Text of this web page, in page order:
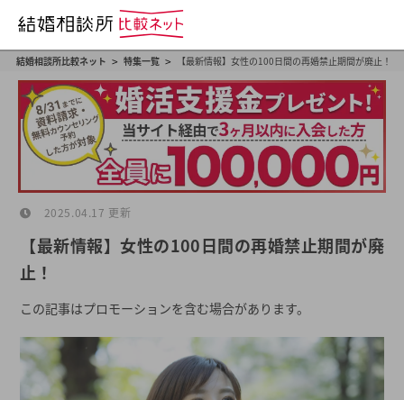
結婚相談所比較ネット > 特集一覧 > 【最新情報】女性の100日間の再婚禁止期間が廃止！
2025.04.17 更新
【最新情報】女性の100日間の再婚禁止期間が廃
止！
この記事はプロモーションを含む場合があります。